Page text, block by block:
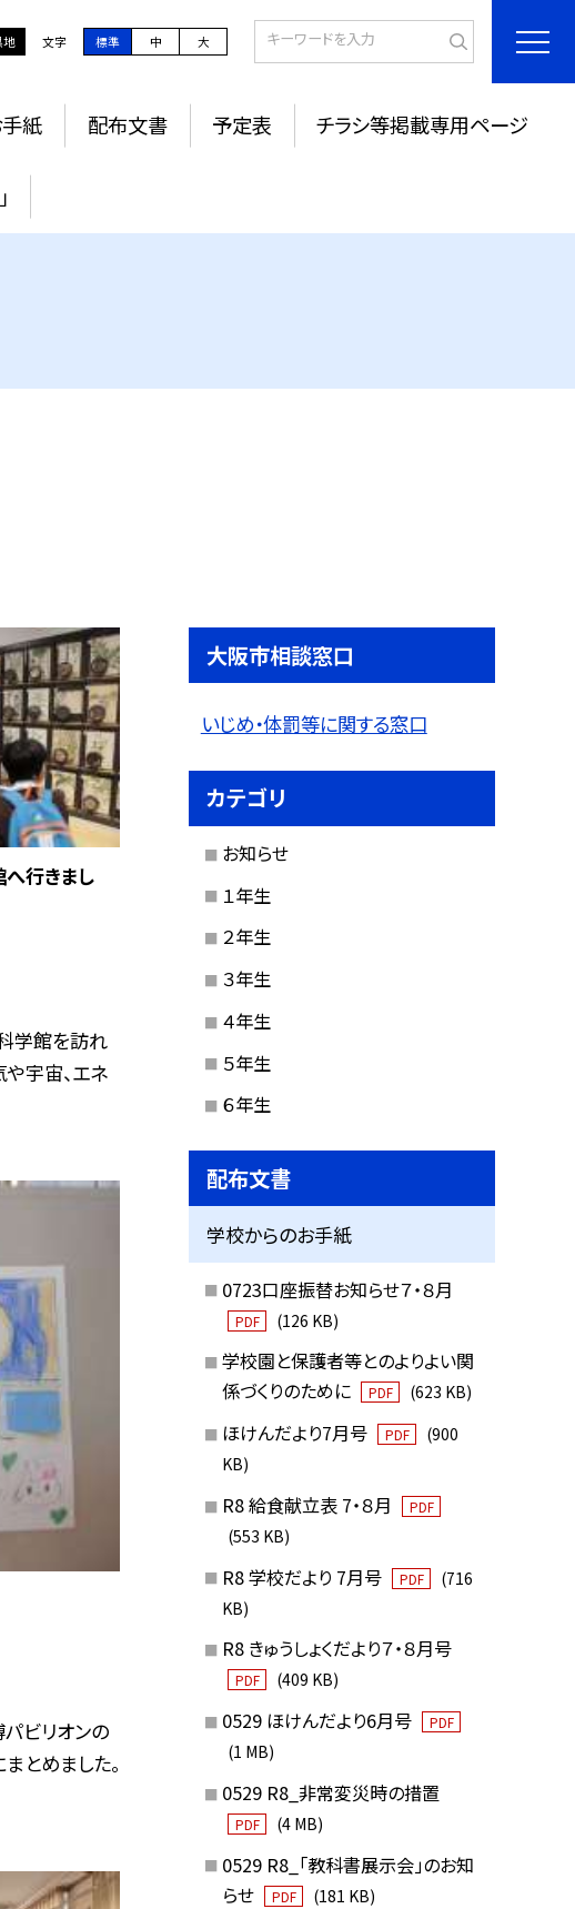
地 文字 標準 中 大
紙 配布文書 予定表 チラシ等掲載専用ページ
へ行きまし
学館を訪れ
や宇宙、エネ
ビリオンの
とめました。
大阪市相談窓口
いじめ・体罰等に関する窓口
カテゴリ
お知らせ
１年生
２年生
３年生
４年生
５年生
６年生
配布文書
学校からのお手紙
0723口座振替お知らせ７・８月
PDF (126 KB)
学校園と保護者等とのよりよい関
係づくりのために
PDF (623 KB)
ほけんだより7月号 PDF
(900
KB)
R8 給食献立表 7・８月 PDF
(553 KB)
R8 学校だより 7月号 PDF
(716
KB)
R8 きゅうしょくだより７・８月号
PDF (409 KB)
0529 ほけんだより6月号 PDF
(1 MB)
0529 R8_非常変災時の措置
PDF (4 MB)
0529 R8_「教科書展示会」のお知
らせ
PDF (181 KB)